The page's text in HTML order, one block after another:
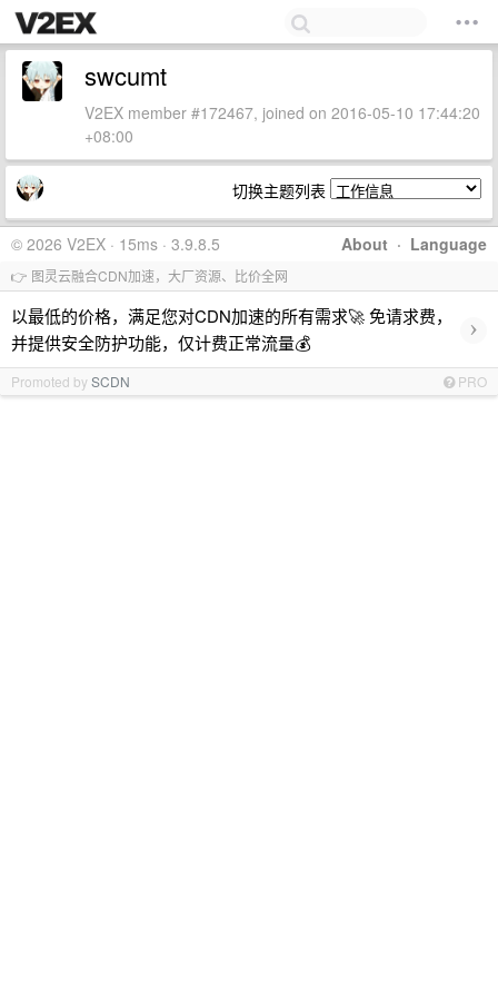
swcumt
V2EX member #172467, joined on 2016-05-10 17:44:20
+08:00
切换主题列表
About · Language
© 2026 V2EX · 15ms · 3.9.8.5
👉 图灵云融合CDN加速，大厂资源、比价全网
以最低的价格，满足您对CDN加速的所有需求🚀 免请求费，
并提供安全防护功能，仅计费正常流量💰
›
Promoted bySCDN PRO